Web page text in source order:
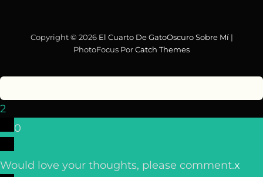
Copyright © 2026 El Cuarto De GatoOscuro Sobre Mí|
PhotoFocus PorCatch Themes
2
0
Would love your thoughts, please comment.x